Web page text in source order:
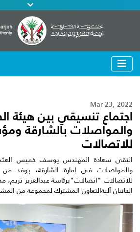
Mar 23, 2022
اجتماع تنسيقي بين هيئة
والمواصلات بالشارقة
للاتصالات
التقى سعادة المهندس يوسف خميس
والمواصلات في إمارة الشارقة، بوفد
للاتصالات "اتصالات"برئاسة عبدالعزيز
الجانبان آليةالتعاون المشترك لمجموعة من